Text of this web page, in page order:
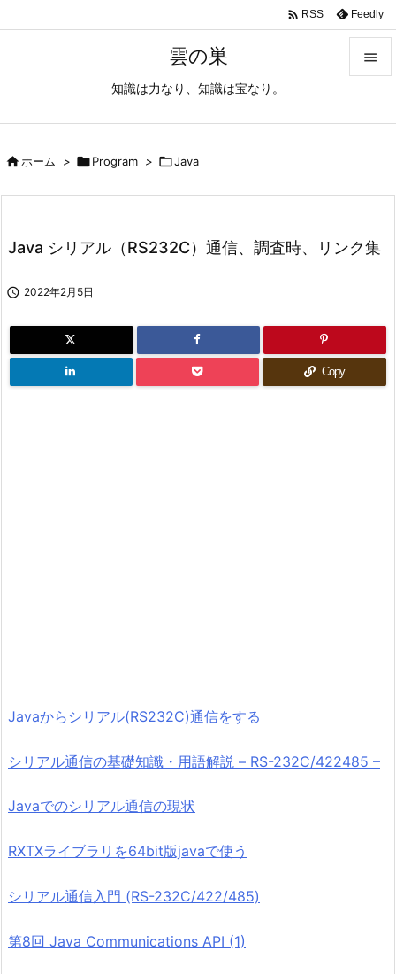
雲の巣
知識は力なり、知識は宝なり。

次へ
 RSS Feedly
ホーム > Program > Java
Java シリアル（RS232C）通信、調査時、リンク集
 2022年2月5日
Copy
Javaからシリアル(RS232C)通信をする
シリアル通信の基礎知識・用語解説 – RS-232C/422485 –
Javaでのシリアル通信の現状
RXTXライブラリを64bit版javaで使う
シリアル通信入門 (RS-232C/422/485)
第8回 Java Communications API (1)